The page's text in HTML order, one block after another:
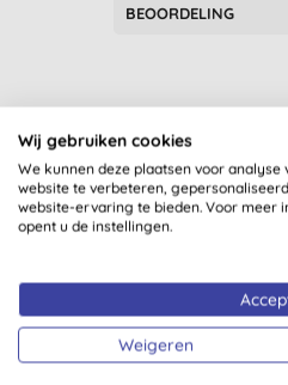
Fairtrade (1)
Geproduceerd in
Geproduceerd
Geproduceerd
Koninkrijk (82)
Geproduceerd in
Gerecyclede
Hervulbaar (37)
BEOORDELING
Wij gebruiken cookies
We kunnen deze plaatsen voor
website te verbeteren,
website-ervaring te bieden. Voor meer
opent u de instellingen.
Weigeren